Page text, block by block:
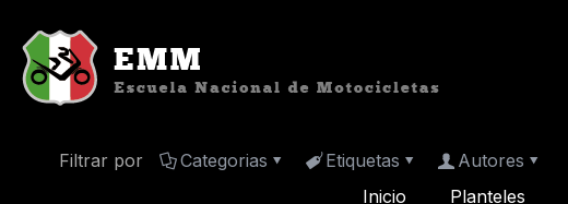
Inicio Planteles
Filtrar por
Categorias Etiquetas Autores